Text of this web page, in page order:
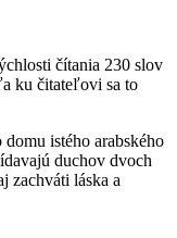
čítania 230 slov
ku čitateľovi sa to
istého arabského
duchov dvoch
zachváti láska a